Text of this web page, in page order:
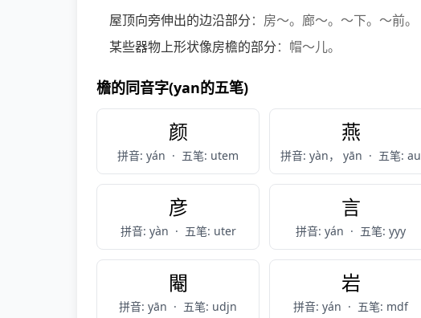
屋顶向旁伸出的边沿部分：房～。廊～。～下。～前。
某些器物上形状像房檐的部分：帽～儿。
檐的同音字(yan的五笔)
颜
拼音: yán · 五笔: utem
燕
拼音: yàn， yān · 五笔: au
彦
拼音: yàn · 五笔: uter
言
拼音: yán · 五笔: yyy
閹
拼音: yān · 五笔: udjn
岩
拼音: yán · 五笔: mdf